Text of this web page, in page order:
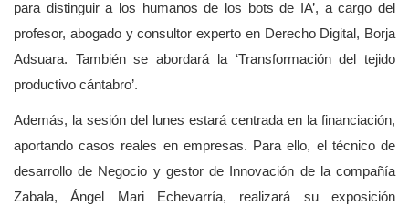
para distinguir a los humanos de los bots de IA’, a cargo del
profesor, abogado y consultor experto en Derecho Digital, Borja
Adsuara. También se abordará la ‘Transformación del tejido
productivo cántabro’.
Además, la sesión del lunes estará centrada en la financiación,
aportando casos reales en empresas. Para ello, el técnico de
desarrollo de Negocio y gestor de Innovación de la compañía
Zabala, Ángel Mari Echevarría, realizará su exposición